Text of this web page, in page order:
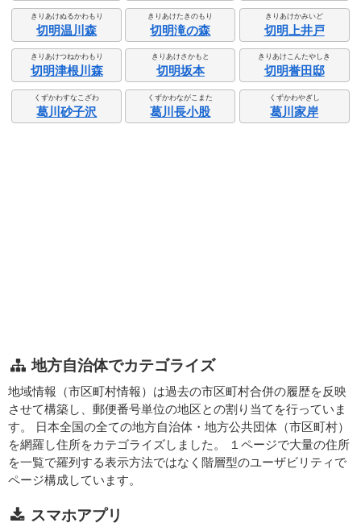
きりあけぬるかわもり
切明温川森
きりあけたきのもり
切明滝の森
きりあけかみいど
切明上井戸
きりあけつねかわもり
切明津根川森
きりあけさかもと
切明坂本
きりあけこんたやしき
切明誉田邸
くずかわすなこざわ
葛川砂子沢
くずかわながこまた
葛川長小股
くずかわやぎし
葛川家岸
地方自治体でカテゴライズ
地域情報（市区町村情報）は過去の市区町村合併の履歴を反映
させて構築し、郵便番号単位の地区との割り当てを行っていま
す。 日本全国の全ての地方自治体・地方公共団体（市区町村）
を網羅し住所をカテゴライズしました。 １ページで大量の住所
を一覧で羅列する表示方法ではなく階層型のユーザビリティで
ページ構成しています。
スマホアプリ